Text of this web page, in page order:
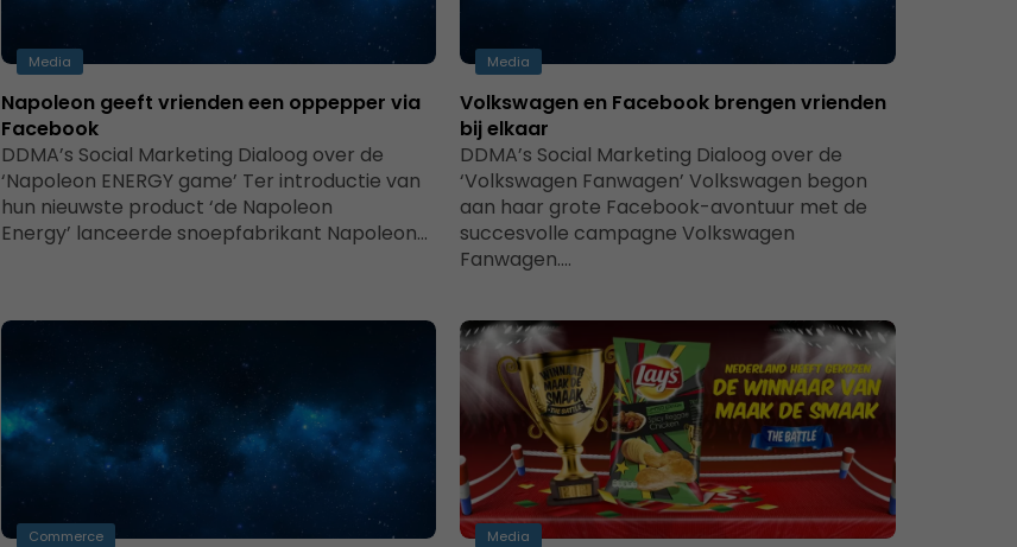
Media
Napoleon geeft vrienden een oppepper via
Facebook
DDMA’s Social Marketing Dialoog over de
‘Napoleon ENERGY game’ Ter introductie van
hun nieuwste product ‘de Napoleon
Energy’ lanceerde snoepfabrikant Napoleon…
Media
Volkswagen en Facebook brengen vrienden
bij elkaar
DDMA’s Social Marketing Dialoog over de
‘Volkswagen Fanwagen’ Volkswagen begon
aan haar grote Facebook-avontuur met de
succesvolle campagne Volkswagen
Fanwagen.…
Commerce Media